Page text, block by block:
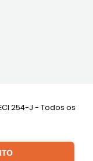
254-J - Todos os